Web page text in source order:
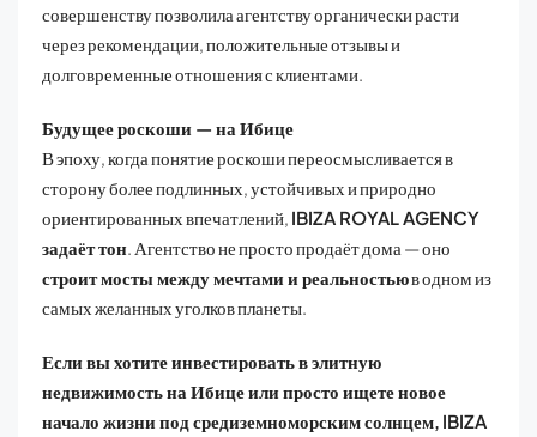
совершенству позволила агентству органически расти
через рекомендации, положительные отзывы и
долговременные отношения с клиентами.
Будущее роскоши — на Ибице
В эпоху, когда понятие роскоши переосмысливается в
сторону более подлинных, устойчивых и природно
ориентированных впечатлений, IBIZA ROYAL AGENCY
задаёт тон . Агентство не просто продаёт дома — оно
строит мосты между мечтами и реальностьюв одном из
самых желанных уголков планеты.
Если вы хотите инвестировать в элитную
недвижимость на Ибице или просто ищете новое
начало жизни под средиземноморским солнцем, IBIZA